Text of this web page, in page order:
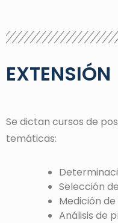
EXTENSIÓN
Se dictan cursos de
temáticas:
Selección
Medición
Análisis de